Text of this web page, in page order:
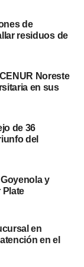
que realizaba
cuando
de
de
residuos de
Noreste
en sus
de 36
del
y
Plate
en
en el